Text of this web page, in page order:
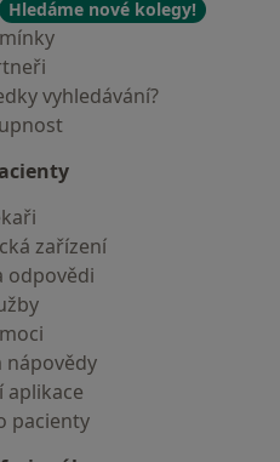
Hledáme nové kolegy!
vyhledávání?
zařízení
odpovědi
nápovědy
aplikace
pacienty